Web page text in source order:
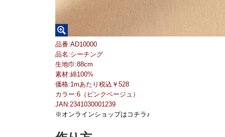
品番:AD10000
品名:シーチング
生地巾:88cm
素材:綿100%
価格:1mあたり税込￥528
カラー:6（ピンクベージュ）
JAN:2341030001239
※オンラインショップはコチラ♪